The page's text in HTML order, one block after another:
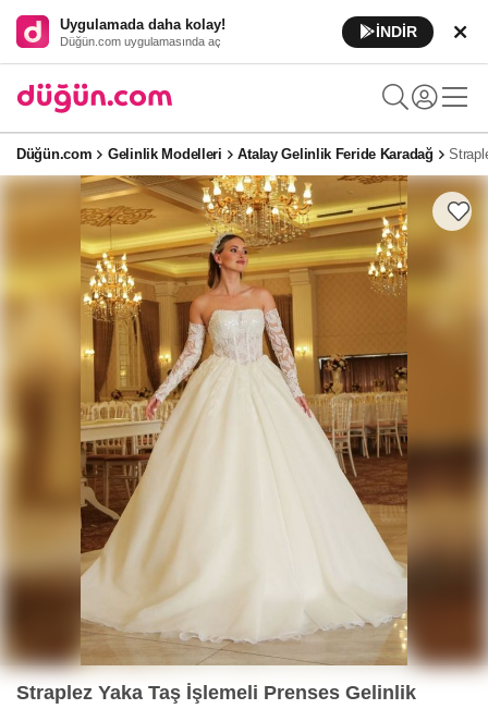
Uygulamada daha kolay!
Düğün.com uygulamasında aç
İNDİR
Düğün.com Gelinlik Modelleri Atalay Gelinlik Feride Karadağ
Straplez Yaka Taş İşlemeli Prenses Gelinlik